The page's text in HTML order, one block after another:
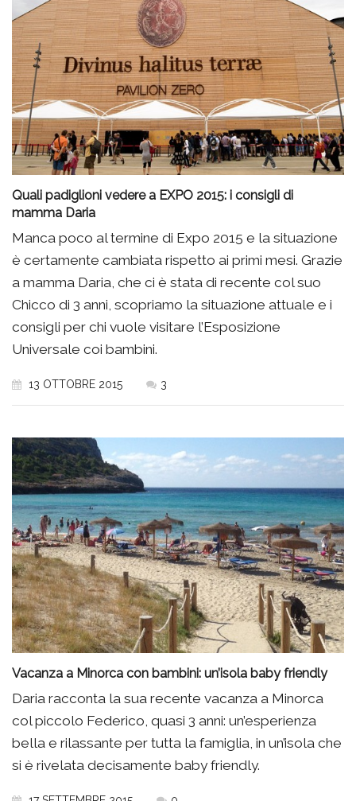
Quali padiglioni vedere a EXPO 2015: i consigli di
mamma Daria
Manca poco al termine di Expo 2015 e la situazione
è certamente cambiata rispetto ai primi mesi. Grazie
a mamma Daria, che ci è stata di recente col suo
Chicco di 3 anni, scopriamo la situazione attuale e i
consigli per chi vuole visitare l’Esposizione
Universale coi bambini.
13 OTTOBRE 2015 3
Vacanza a Minorca con bambini: un’isola baby friendly
Daria racconta la sua recente vacanza a Minorca
col piccolo Federico, quasi 3 anni: un’esperienza
bella e rilassante per tutta la famiglia, in un’isola che
si è rivelata decisamente baby friendly.